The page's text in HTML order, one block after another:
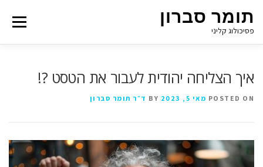
תומר סברון
פסיכולוג קליני
Menu
איך הצליחה יהודית לעבור את הטסט ?!
POSTED ON מאי 5, 2023 ד״ר תומר סברון